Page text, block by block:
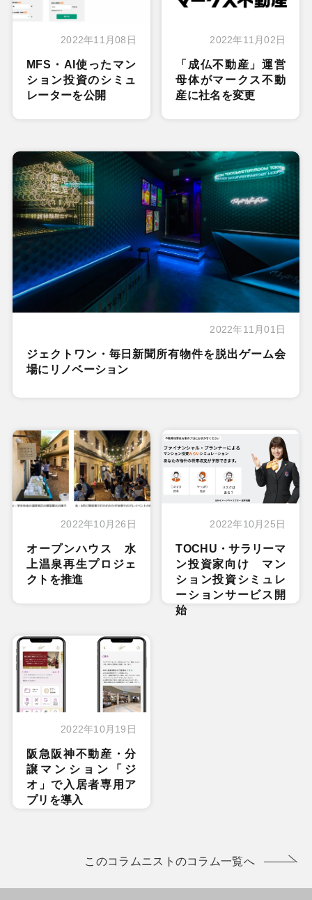
2022年11月08日
MFS・AI使ったマン
ション投資のシミュ
レーターを公開
2022年11月02日
「成仏不動産」運営
母体がマークス不動
産に社名を変更
2022年11月01日
ジェクトワン・毎日新聞所有物件を脱出ゲーム会
場にリノベーション
2022年10月26日
オープンハウス 水
上温泉再生プロジェ
クトを推進
2022年10月25日
TOCHU・サラリーマ
ン投資家向け マン
ション投資シミュレ
ーションサービス開
始
2022年10月19日
阪急阪神不動産・分
譲マンション「ジ
オ」で入居者専用ア
プリを導入
このコラムニストのコラム一覧へ